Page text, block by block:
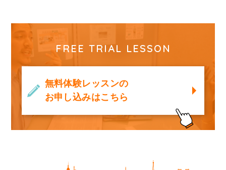
FREE TRIAL LESSON
無料体験レッスンの
お申し込みはこちら